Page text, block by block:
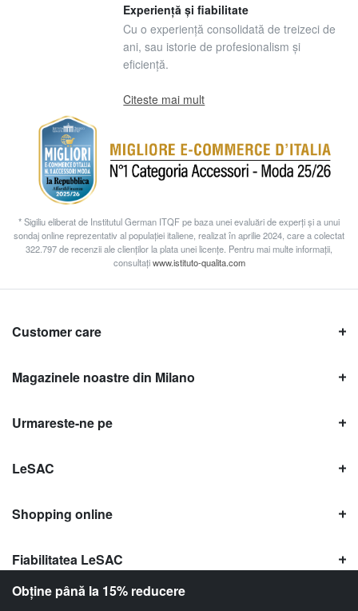
Obține până la 15% reducere
Experiență și fiabilitate
Cu o experiență consolidată de treizeci de
ani, sau istorie de profesionalism și
eficiență.
Citeste mai mult
* Sigiliu eliberat de Institutul German ITQF pe baza unei evaluări de experți și a unui
sondaj online reprezentativ al populației italiene, realizat în aprilie 2024, care a colectat
322.797 de recenzii ale clienților la plata unei licențe. Pentru mai multe informații,
consultațiwww.istituto-qualita.com
Customer care
Magazinele noastre din Milano
Urmareste-ne pe
LeSAC
Shopping online
Fiabilitatea LeSAC